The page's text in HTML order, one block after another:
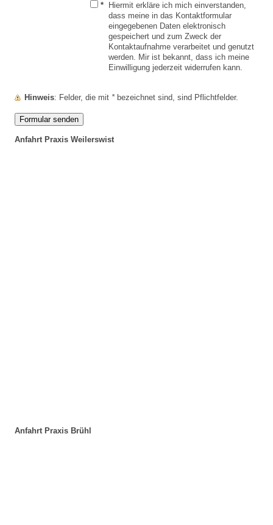
*
Hiermit erkläre ich mich einverstanden,
dass meine in das Kontaktformular
eingegebenen Daten elektronisch
gespeichert und zum Zweck der
Kontaktaufnahme verarbeitet und genutzt
werden. Mir ist bekannt, dass ich meine
Einwilligung jederzeit widerrufen kann.
Hinweis : Felder, die mit *bezeichnet sind, sind Pflichtfelder.
Anfahrt Praxis Weilerswist
Anfahrt Praxis Brühl